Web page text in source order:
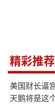
精彩推荐
美国财长逼
天鹅将是这